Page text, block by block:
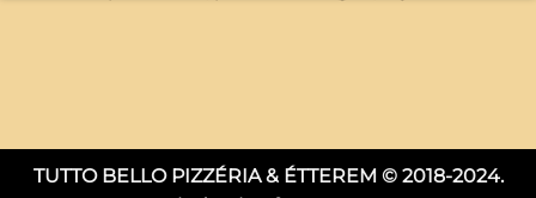
TUTTO BELLO PIZZÉRIA & ÉTTEREM © 2018-2024.